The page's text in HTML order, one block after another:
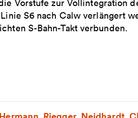
Vorstufe zur Vollintegration
S6 nach Calw verlängert
S-Bahn-Takt verbunden.